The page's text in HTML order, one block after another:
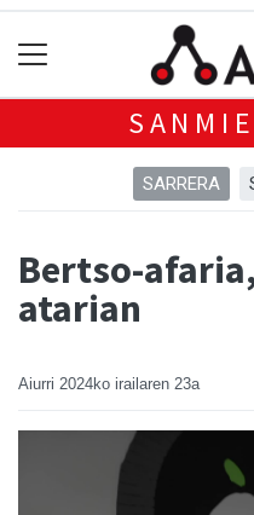
SARRERA
Bertso-
atarian
Aiurri 2024ko irailaren 23a